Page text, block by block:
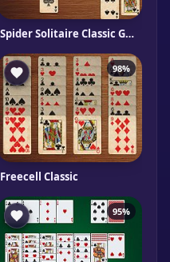
Spider Solitaire Classic Gameboss
98%
Freecell Classic
95%